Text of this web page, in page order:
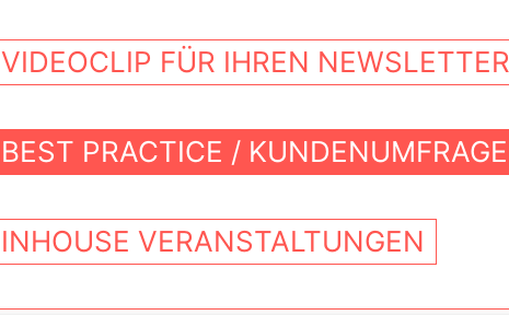
VIDEOCLIP FÜR IHREN NEWSLETTER
BEST PRACTICE / KUNDENUMFRAGE
INHOUSE VERANSTALTUNGEN